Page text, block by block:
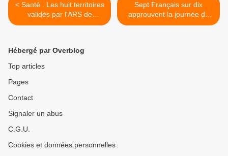
< Santé . Les huit territoires
validés par l'ARS de
Bretagne
Sept Français sur dix
approuvent la journée de
mobilisation pour les
Hébergé par Overblog
Top articles
Pages
Contact
Signaler un abus
C.G.U.
Cookies et données personnelles